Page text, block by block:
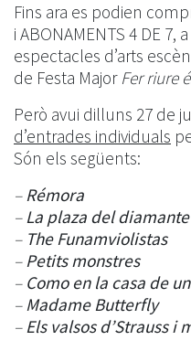
Fins ara es podien
i ABONAMENTS 4 DE 7,
espectacles d’arts
de Festa Major Fer riure
Però avui dilluns 27 de
d’entrades individuals
Són els següents:
–Rémora
–La plaza del diamante
– The Funamviolistas
–Petits monstres
– Como en la casa de
–Madame Butterfly
–Els valsos d’Strauss i